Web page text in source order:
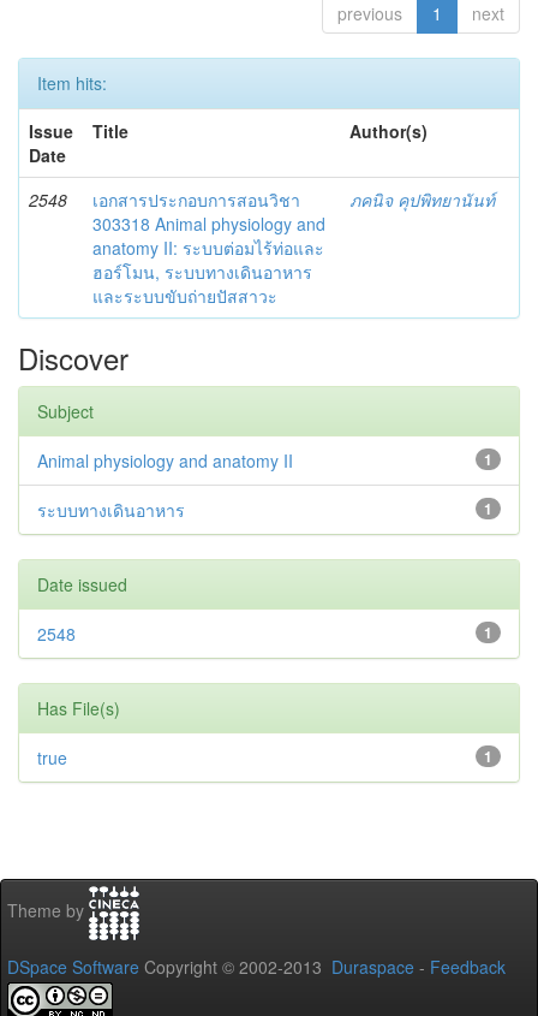
previous 1 next
Item hits:
Issue
Date
Title Author(s)
2548
เอกสารประกอบการสอนวิชา
303318 Animal physiology and
anatomy II: ระบบต่อมไร้ท่อและ
ฮอร์โมน, ระบบทางเดินอาหาร
และระบบขับถ่ายปัสสาวะ
ภคนิจ คุปพิทยานันท์
Discover
Subject
1
Animal physiology and anatomy II
1
ระบบทางเดินอาหาร
Date issued
1
2548
Has File(s)
1
true
Theme by
DSpace Software Copyright © 2002-2013 Duraspace - Feedback